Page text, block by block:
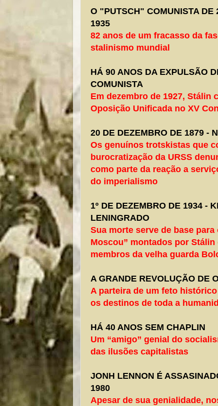
O "PUTSCH" COMUNISTA DE
1935
82 anos de um fracasso da
stalinismo mundial
HÁ 90 ANOS DA EXPULSÃO
COMUNISTA
Em dezembro de 1927, Stálin
Oposição Unificada no XV
20 DE DEZEMBRO DE 1879 -
Os genuínos trotskistas que
burocratização da URSS
como parte da reação a
do imperialismo
1º DE DEZEMBRO DE 1934 -
LENINGRADO
Sua morte serve de base
Moscou” montados por
membros da velha guarda
A GRANDE REVOLUÇÃO DE
A parteira de um feto
os destinos de toda a
HÁ 40 ANOS SEM CHAPLIN
Um “amigo” genial do
das ilusões capitalistas
JONH LENNON É
1980
Apesar de sua genialidade,